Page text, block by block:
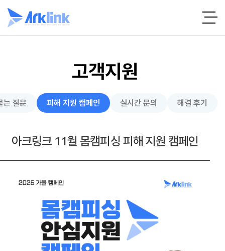
고객지원
는 질문 피해 지원 캠페인 실시간 문의 해결 후기
아크링크 11월 몸캠피싱 피해 지원 캠페인